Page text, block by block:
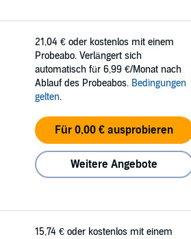
21,04 € oder kostenlos mit einem
Probeabo. Verlängert sich
automatisch für 6,99 €/Monat nach
Ablauf des Probeabos. Bedingungen
gelten.
Für 0,00 € ausprobieren
Weitere Angebote
15,74 € oder kostenlos mit einem